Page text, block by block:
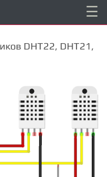
☰
DHT22, DHT21,